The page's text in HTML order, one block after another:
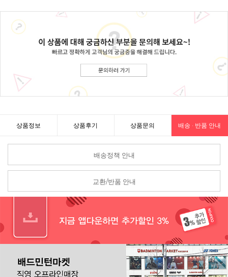
상품정보 상품후기 상품문의 배송 · 반품 안내
배송정책 안내
교환/반품 안내